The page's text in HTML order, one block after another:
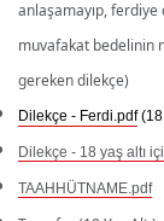
anlaşamayıp, ferdiye
muvafakat bedelinin
gereken dilekçe)
Dilekçe - Ferdi.pdf
Dilekçe - 18 yaş altı
TAAHHÜTNAME.pdf